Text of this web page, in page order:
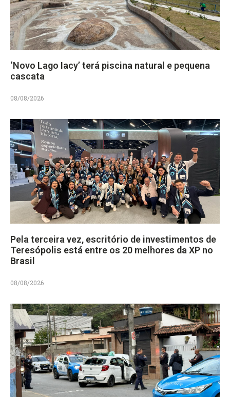
‘Novo Lago Iacy’ terá piscina natural e pequena
cascata
08/08/2026
Pela terceira vez, escritório de investimentos de
Teresópolis está entre os 20 melhores da XP no
Brasil
08/08/2026